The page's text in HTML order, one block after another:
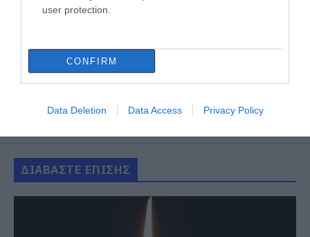
user protection.
CONFIRM
Data Deletion Data Access Privacy Policy
ΔΙΑΒΑΣΤΕ ΕΠΙΣΗΣ